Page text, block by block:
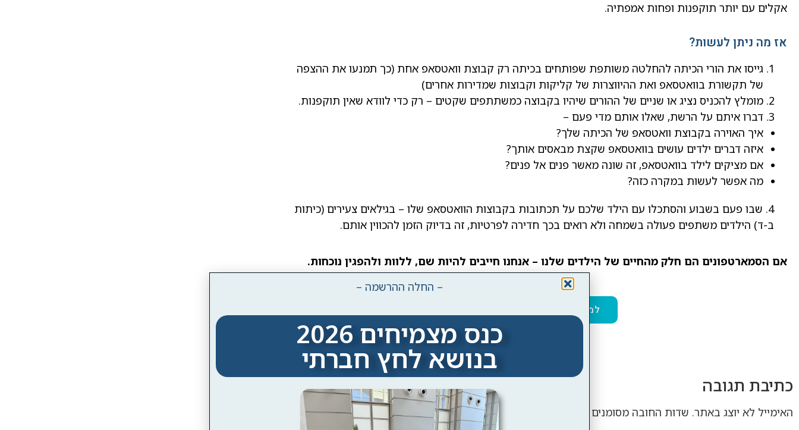
אקלים עם יותר תוקפנות ופחות אמפתיה.
אז מה ניתן לעשות?
גייסו את הורי הכיתה להחלטה משותפת שפותחים בכיתה רק קבוצת וואטסאפ אחת (כך תמנעו את ההצפה
של תקשורת בוואטסאפ ואת ההיווצרות של קליקות וקבוצות שמדירות אחרים)
מומלץ להכניס נציג או שניים של ההורים שיהיו בקבוצה כמשתתפים שקטים – רק כדי לוודא שאין תוקפנות.
דברו איתם על הרשת, שאלו אותם מדי פעם –
איך האוירה בקבוצת וואטסאפ של הכיתה שלך?
איזה דברים ילדים עושים בוואטסאפ שקצת מבאסים אותך?
אם מציקים לילד בוואטסאפ, זה שונה מאשר פנים אל פנים?
מה אפשר לעשות במקרה כזה?
4. שבו פעם בשבוע והסתכלו עם הילד שלכם על תכתובות בקבוצות הוואטסאפ שלו – בגילאים צעירים (כיתות
ב-ד) הילדים משתפים פעולה בשמחה ולא רואים בכך חדירה לפרטיות, זה בדיוק הזמן להכווין אותם.
אם הסמארטפונים הם חלק מהחיים של הילדים שלנו – אנחנו חייבים להיות שם, ללוות ולהפגין נוכחות.
למידע נוסף על בריונות רשת »
כתיבת תגובה
האימייל לא יוצג באתר. שדות החובה מסומנים
– החלה ההרשמה –
כנס מצמיחים 2026
בנושא לחץ חברתי